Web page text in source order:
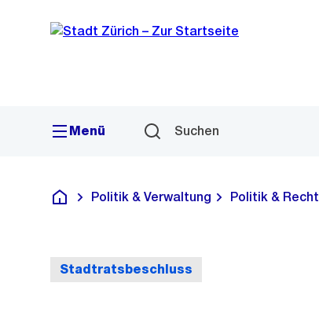
Navigation
Sprunglink
Menü Suchen
Deutsch
Politik & Verwaltung Politik & Recht
Stadtratsbeschluss